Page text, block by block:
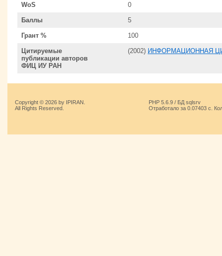
WoS 0
Баллы 5
Грант % 100
Цитируемые
публикации авторов
ФИЦ ИУ РАН
(2002) ИНФОРМАЦИОННАЯ
Copyright © 2026 by IPIRAN.
All Rights Reserved.
PHP 5.6.9 / БД sqlsrv
Отработало за 0.07403 с.